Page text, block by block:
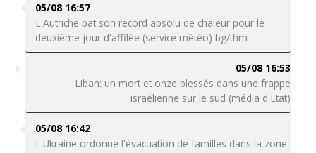
05/08 16:57
L'Autriche bat son record absolu de chaleur pour le
deuxième jour d'affilée (service météo) bg/thm
05/08 16:53
Liban: un mort et onze blessés dans une frappe
israélienne sur le sud (média d'Etat)
05/08 16:42
L'Ukraine ordonne l'évacuation de familles dans la zone